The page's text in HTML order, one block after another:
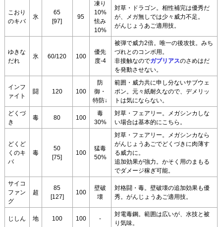
こおり
のキバ
氷
65
[97]
95
凍り
10%
怯み
10%
対草・ドラゴン。相性補完は優秀だ
が、メガ無しでは少々威力不足。
がんじょうあご適用技。
ゆきな
だれ
氷 60/120 100
優先
度-4
被弾で威力2倍。唯一の後攻技。みち
づれとのコンボ用。
非接触なのでガブリアスのさめはだ
を発動させない。
インフ
ァイト
闘 120 100
防
御・
特防↓
範囲・威力共に申し分ないサブウェ
ポン。元々紙耐久なので、デメリッ
トは気にならない。
どくづ
き
毒 80 100
毒
30%
対草・フェアリー。メガシンカしな
い場合は基本的にこちら。
どくど
くのキ
バ
毒
50
[75]
100
猛毒
50%
対草・フェアリー。メガシンカなら
がんじょうあごでどくづきに肉薄す
る威力に。
追加効果が強力。かそく用のまもる
でダメージ稼ぎ可能。
サイコ
ファン
グ
超
85
[127]
100
壁破
壊
対格闘・毒。壁破壊の追加効果も優
秀。がんじょうあご適用技。
じしん 地 100 100 -
対電毒鋼。範囲は広いが、水技と被
り気味。